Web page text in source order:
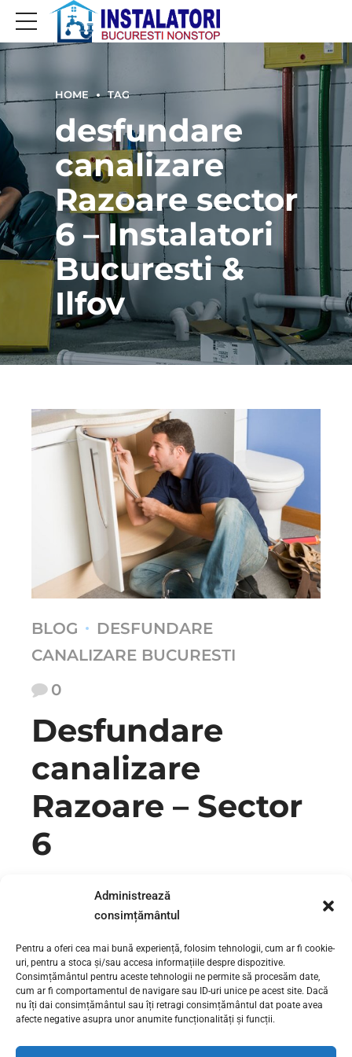
Administrează
consimțământul
Pentru a oferi cea mai bună experiență, folosim tehnologii, cum ar fi cookie-
uri, pentru a stoca și/sau accesa informațiile despre dispozitive.
Consimțământul pentru aceste tehnologii ne permite să procesăm date,
cum ar fi comportamentul de navigare sau ID-uri unice pe acest site. Dacă
nu îți dai consimțământul sau îți retragi consimțământul dat poate avea
afecte negative asupra unor anumite funcționalități și funcții.
HOME TAG
desfundare
canalizare
Razoare sector
6 – Instalatori
Bucuresti &
Ilfov
BLOG
DESFUNDARE
CANALIZARE BUCURESTI
0
Desfundare
canalizare
Razoare – Sector
6
Au aparut defectiuni la instalatiile de canalizare sau
sanitare? Te confrunti cu un miros dezagreabil, murdarie, si
folosirea toaletei? Suntem la dispozitia ta non-stop cu
servicii de desfundare instalatii sanitare. Astfel scapi de
problema rapid si iti...